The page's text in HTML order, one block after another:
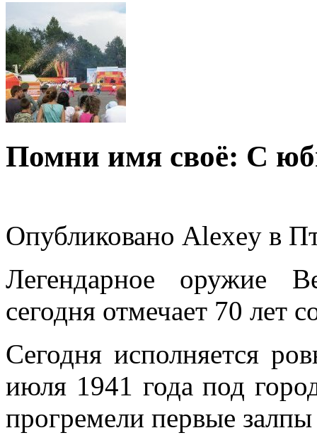
Помни имя своё: С
Опубликовано Alexey в
Легендарное оружие
сегодня отмечает 70 лет
Сегодня исполняется
июля 1941 года под
прогремели первые